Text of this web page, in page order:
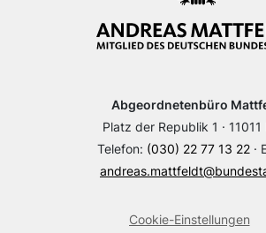
Abgeordnetenbüro
Platz der Republik 1 · 11011
Telefon: (030) 22 77 13 22·
Cookie-Einstellungen